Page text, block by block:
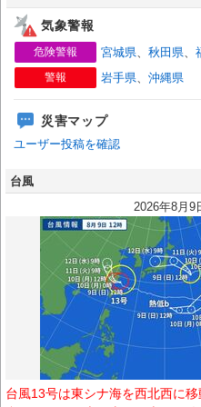
気象警報
危険警報 宮城県、 秋田県、
警報 岩手県、 沖縄県
災害マップ
ユーザー投稿を確認
台風
2026年8月
台風13号は東シナ海を西北西に移